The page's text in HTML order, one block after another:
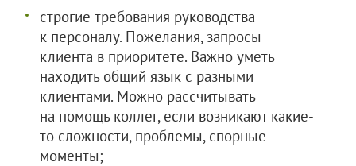
строгие требования руководства
к персоналу. Пожелания, запросы
клиента в приоритете. Важно уметь
находить общий язык с разными
клиентами. Можно рассчитывать
на помощь коллег, если возникают какие-
то сложности, проблемы, спорные
моменты;